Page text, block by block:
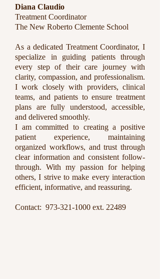
Diana Claudio
Treatment Coordinator
The New Roberto Clemente School
As a dedicated Treatment Coordinator, I
specialize in guiding patients through
every step of their care journey with
clarity, compassion, and professionalism.
I work closely with providers, clinical
teams, and patients to ensure treatment
plans are fully understood, accessible,
and delivered smoothly.
I am committed to creating a positive
patient experience, maintaining
organized workflows, and trust through
clear information and consistent follow-
through. With my passion for helping
others, I strive to make every interaction
efficient, informative, and reassuring.
Contact: 973-321-1000 ext. 22489